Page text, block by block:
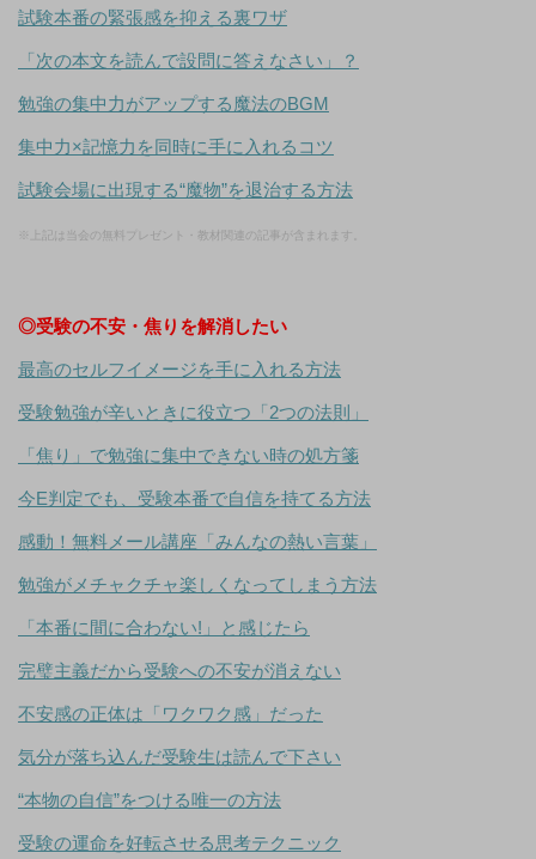
試験本番の緊張感を抑える裏ワザ
「次の本文を読んで設問に答えなさい」？
勉強の集中力がアップする魔法のBGM
集中力×記憶力を同時に手に入れるコツ
試験会場に出現する“魔物”を退治する方法
※上記は当会の無料プレゼント・教材関連の記事が含まれます。
◎受験の不安・焦りを解消したい
最高のセルフイメージを手に入れる方法
受験勉強が辛いときに役立つ「2つの法則」
「焦り」で勉強に集中できない時の処方箋
今E判定でも、受験本番で自信を持てる方法
感動！無料メール講座「みんなの熱い言葉」
勉強がメチャクチャ楽しくなってしまう方法
「本番に間に合わない!」と感じたら
完璧主義だから受験への不安が消えない
不安感の正体は「ワクワク感」だった
気分が落ち込んだ受験生は読んで下さい
“本物の自信”をつける唯一の方法
受験の運命を好転させる思考テクニック